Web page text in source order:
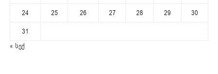
24
25 26 27 28 29
30
31
« სექ